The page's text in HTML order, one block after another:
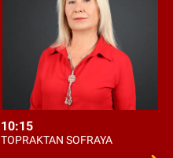
10:15
TOPRAKTAN SOFRAYA